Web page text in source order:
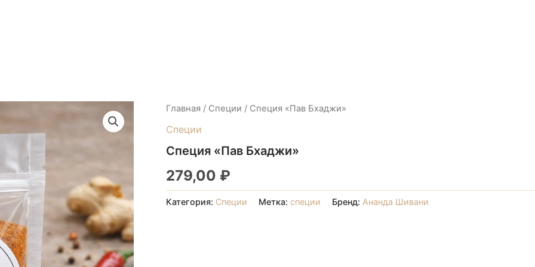
Главная / Специи / Специя «Пав Бхаджи»
Специи
Специя «Пав Бхаджи»
279,00 ₽
Категория: Специи Метка: специи Бренд: Ананда Шивани